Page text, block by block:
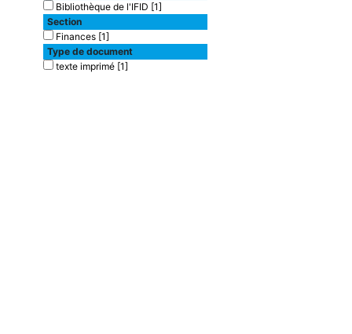
Bibliothèque de l'IFID [1]
Section
Finances [1]
Type de document
texte imprimé [1]